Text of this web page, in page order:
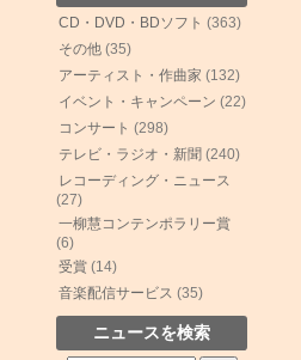
CD・DVD・BDソフト (363)
その他 (35)
アーティスト・作曲家 (132)
イベント・キャンペーン (22)
コンサート (298)
テレビ・ラジオ・新聞 (240)
レコーディング・ニュース
(27)
一柳慧コンテンポラリー賞
(6)
受賞 (14)
音楽配信サービス (35)
ニュースを検索